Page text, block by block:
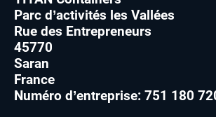
Parc d’activités les Vallées
Rue des Entrepreneurs
45770
Saran
France
Numéro d’entreprise: 751 180